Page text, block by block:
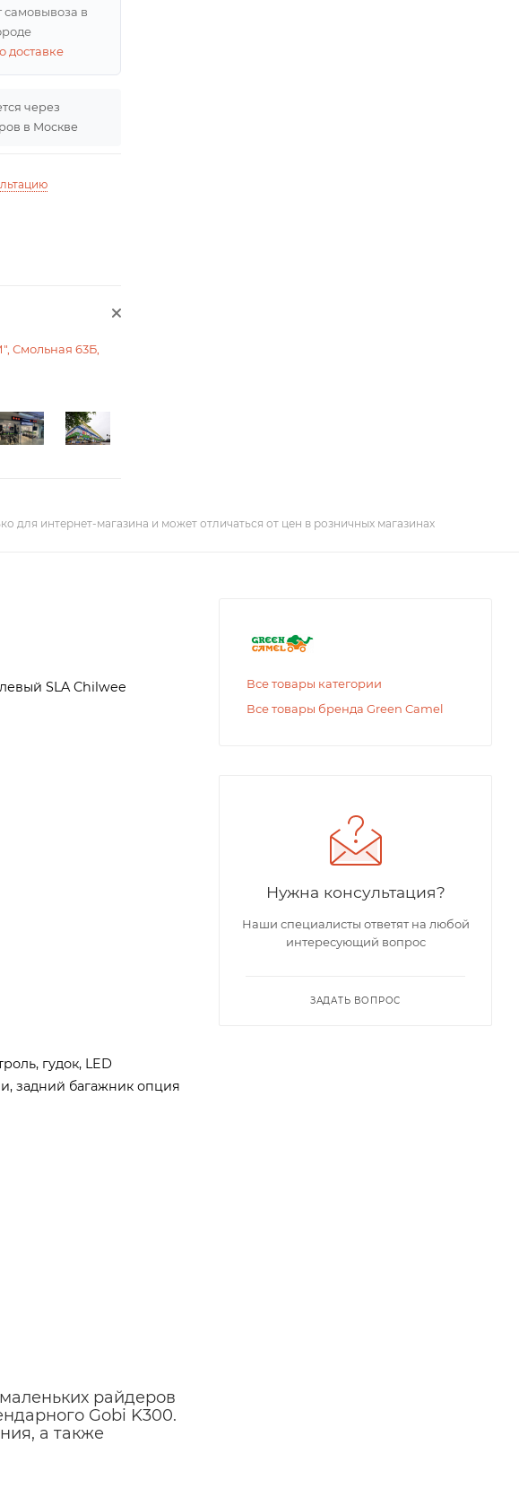
в
доставке
через
в Москве
Смольная 63Б,
для интернет-магазина и может отличаться от цен в розничных магазинах
SLA Chilwee
гудок, LED
задний багажник опция
райдеров
Gobi K300.
а также
Все товары категории
Все товары бренда Green Camel
Нужна консультация?
Наши специалисты ответят на любой
интересующий вопрос
ЗАДАТЬ ВОПРОС